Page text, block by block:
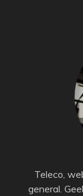
Teleco,
general.